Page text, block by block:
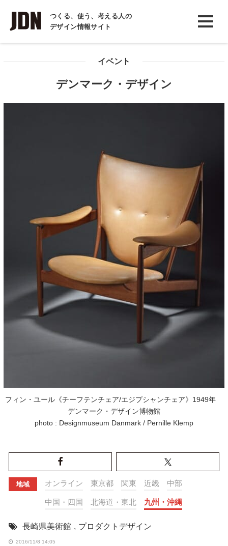
つくる、使う、考える人の
デザイン情報サイト
INTERVIEW
インタビュー
イベント
デンマーク・デザイン
フィン・ユール《チーフテンチェア/エジプシャンチェア》1949年
デンマーク・デザイン博物館
photo : Designmuseum Danmark / Pernille Klemp
地域 オンライン 東京都 関東 近畿 中部
中国・四国 北海道・東北 九州・沖縄
長崎県美術館 , プロダクトデザイン
2016/11/8 14:05